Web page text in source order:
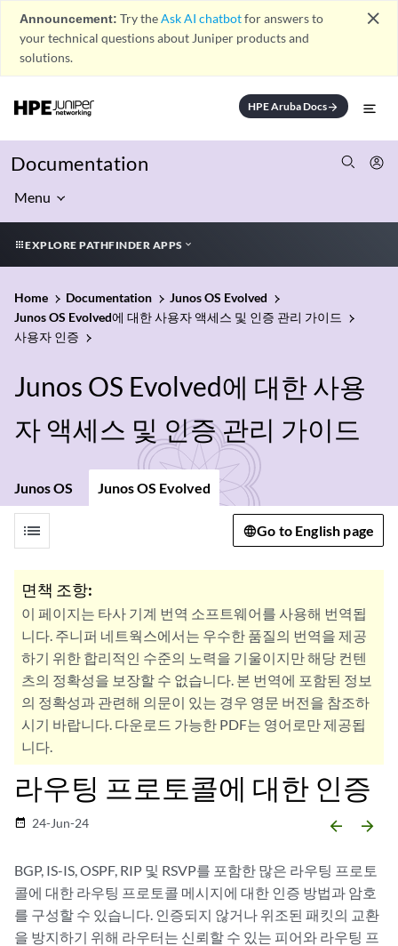
Announcement: Try theAsk AI chatbotfor answers to
your technical questions about Juniper products and
solutions.
close
HPE Aruba Docsarrow_forward
Documentation
Menu
EXPLORE PATHFINDER APPS
Home Documentation
Junos OS Evolved
Junos OS Evolved에 대한 사용자 액세스 및 인증 관리 가이드
사용자 인증
Junos OS Evolved에 대한 사용
자 액세스 및 인증 관리 가이드
Junos OS Junos OS Evolved
list Go to English page
면책 조항:
이 페이지는 타사 기계 번역 소프트웨어를 사용해 번역됩
니다. 주니퍼 네트웍스에서는 우수한 품질의 번역을 제공
하기 위한 합리적인 수준의 노력을 기울이지만 해당 컨텐
츠의 정확성을 보장할 수 없습니다. 본 번역에 포함된 정보
의 정확성과 관련해 의문이 있는 경우 영문 버전을 참조하
시기 바랍니다. 다운로드 가능한 PDF는 영어로만 제공됩
니다.
라우팅 프로토콜에 대한 인증
date_range 24-Jun-24 arrow_backward arrow_forward
BGP, IS-IS, OSPF, RIP 및 RSVP를 포함한 많은 라우팅 프로토
콜에 대한 라우팅 프로토콜 메시지에 대한 인증 방법과 암호
를 구성할 수 있습니다. 인증되지 않거나 위조된 패킷의 교환
을 방지하기 위해 라우터는 신뢰할 수 있는 피어와 라우팅 프